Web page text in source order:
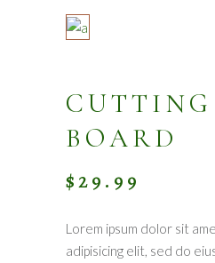
CUTTING
BOARD
$29.99
Lorem ipsum dolor sit
adipisicing elit, sed do